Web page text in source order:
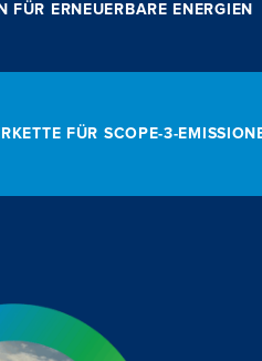
ERNEUERBARE ENERGIEN
FÜR SCOPE-3-